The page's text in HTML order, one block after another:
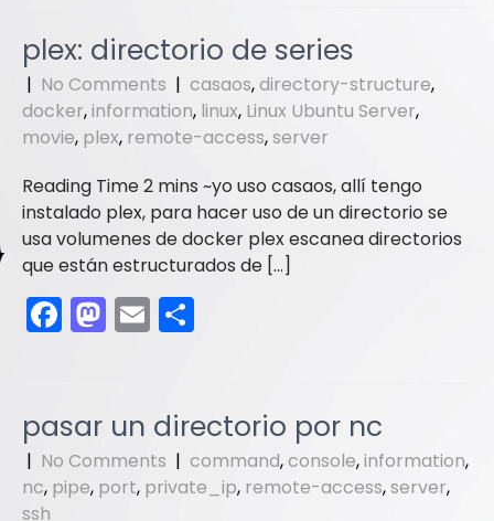
e
b
o
o
k
o
d
o
n
l e
plex: directorio de series
| No Comments | casaos,directory-structure,
docker,information, linux, Linux Ubuntu Server,
movie, plex, remote-access,server
yo uso casaos, allí tengo
instalado plex, para hacer uso de un directorio se
usa volumenes de docker plex escanea directorios
que están estructurados de […]
F
a
e
b
o
M
a
o
d
o
E
m
l e
pasar un directorio por nc
| No Comments | command,console,information,
nc, pipe, port, private_ip, remote-access,server,
ssh